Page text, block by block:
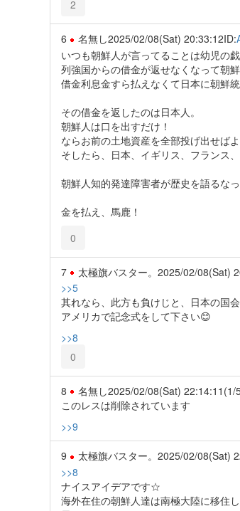
2
6 名無し2025/02/08(Sat) 20:33:12ID:
いつも朝鮮人が言ってることは幼児の戯
列強国からの借金が返せなくなって朝
借金利息金すら払えなくて日本に朝鮮統
その借金を返したのは日本人。
朝鮮人は口を出すだけ！
ならお前の土地資産を全部投げ出せば
そしたら、日本、イギリス、フランス
朝鮮人知的発達障害者が歴史を語るな
金を払え、馬鹿！
0
7 太極旗バスター。 2025/02/08(Sat)
>>5
其れなら、此方も負けじと、日本の国
アメリカで記念式をして下さい😊
>>8
0
8 名無し2025/02/08(Sat) 22:14:11 (1/
このレスは削除されています
>>9
9 太極旗バスター。 2025/02/08(Sat)
>>8
ナイスアイデアです☆
海外在住の朝鮮人達は南極大陸に移住